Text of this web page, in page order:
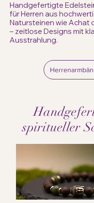
Handgefertigte
für Herren aus
Natursteinen wie Achat
– zeitlose Designs mit
Ausstrahlung.
spiritueller